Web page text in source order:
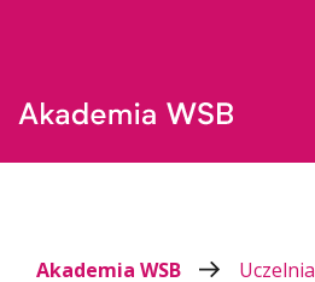
Akademia WSB Uczelnia